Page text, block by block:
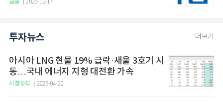
금융 2025-10-17
투자뉴스 더보기
아시아 LNG 현물 19% 급락·새울 3호기 시
동…국내 에너지 지형 대전환 가속
시장분석 2026-04-20